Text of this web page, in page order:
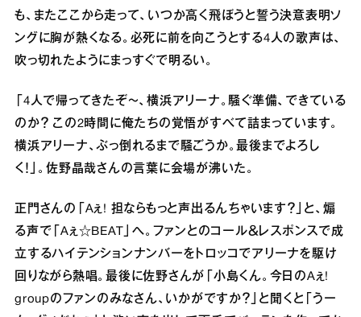
も、またここから⾛って、いつか⾼く⾶ぼうと誓う決意表明ソ
ングに胸が熱くなる。必死に前を向こうとする4⼈の歌声は、
吹っ切れたようにまっすぐで明るい。
「4⼈で帰ってきたぞ〜、横浜アリーナ。騒ぐ準備、できている
のか？ この2時間に俺たちの覚悟がすべて詰まっています。
横浜アリーナ、ぶっ倒れるまで騒ごうか。最後までよろし
く！」。佐野晶哉さんの⾔葉に会場が沸いた。
正⾨さんの「Aぇ! 担ならもっと声出るんちゃいます？」と、煽
る声で「Aぇ☆BEAT」へ。ファンとのコール＆レスポンスで成
⽴するハイテンションナンバーをトロッコでアリーナを駆け
回りながら熱唱。最後に佐野さんが「⼩島くん。今⽇のAぇ!
groupのファンのみなさん、いかがですか？」と聞くと「うー